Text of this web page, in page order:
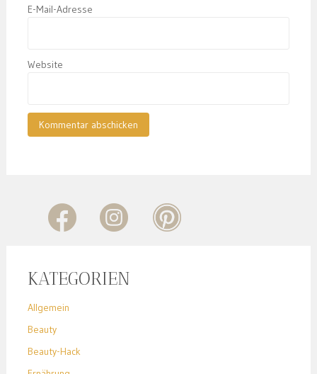
E-Mail-Adresse
Website
KATEGORIEN
Allgemein
Beauty
Beauty-Hack